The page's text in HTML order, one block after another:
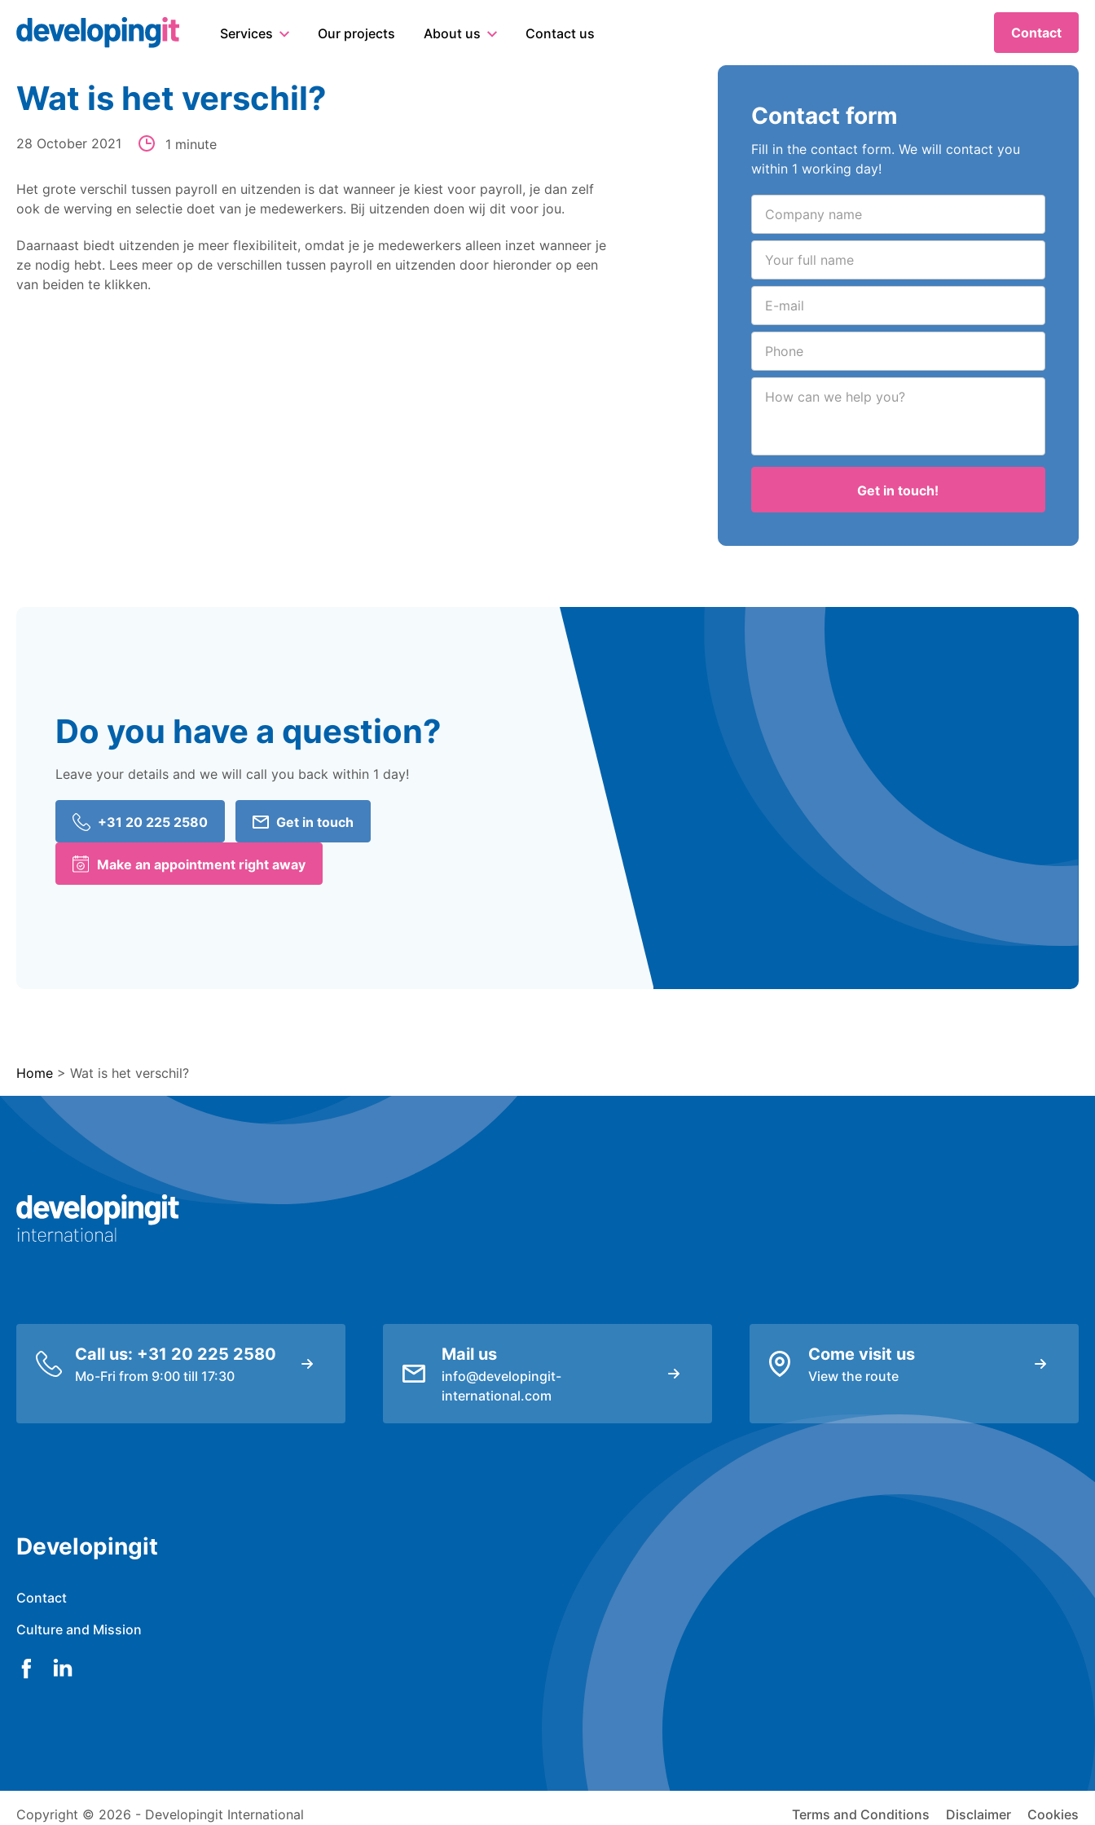
Services
Our projects About us Contact us Contact
Wat is het verschil?
28 October 2021 1 minute
Het grote verschil tussen payroll en uitzenden is dat wanneer je kiest voor payroll, je dan zelf
ook de werving en selectie doet van je medewerkers. Bij uitzenden doen wij dit voor jou.
Daarnaast biedt uitzenden je meer flexibiliteit, omdat je je medewerkers alleen inzet wanneer je
ze nodig hebt. Lees meer op de verschillen tussen payroll en uitzenden door hieronder op een
van beiden te klikken.
Contact form
Fill in the contact form. We will contact you
within 1 working day!
Get in touch!
Do you have a question?
Leave your details and we will call you back within 1 day!
+31 20 225 2580 Get in touch
Make an appointment right away
Home > Wat is het verschil?
Logo Developingit International
Call us: +31 20 225 2580
Mo-Fri from 9:00 till 17:30
Mail us
info@developingit-
international.com
Come visit us
View the route
Developingit
Contact
Culture and Mission
FacebookLinkedIn
Copyright © 2026 - Developingit International Terms and Conditions Disclaimer Cookies